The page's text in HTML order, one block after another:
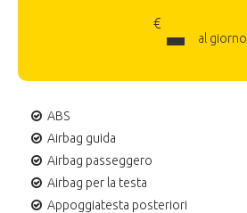
€ - al giorno
ABS
Airbag guida
Airbag passeggero
Airbag per la testa
Appoggiatesta posteriori